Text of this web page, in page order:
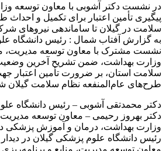
در نشست دکتر آشوبی با معاون توسعه
پیگیری تأمین اعتبار برای تکمیل و احداث
سلامت در گیلان تا ساماندهی نیروهای
به گزارش آفتاب شمال : رئیس دانشگاه
نشست مشترک با معاون توسعه مدیریت،
وزارت بهداشت، ضمن تشریح آخرین
سلامت استان، بر ضرورت تأمین اعتبار
طرح‌های عام‌المنفعه نظام سلامت گیلان
دکتر محمدتقی آشوبی – رئیس دانشگاه
دکتر بهروز رحیمی – معاون توسعه
وزارت بهداشت، درمان و آموزش پزشکی
رئیس دانشگاه علوم پزشکی گیلان در
معاون توسعه مدیریت، منابع و